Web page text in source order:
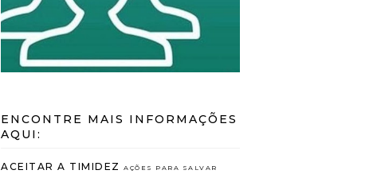
ENCONTRE MAIS INFORMAÇÕES
AQUI:
ACEITAR A TIMIDEZ AÇÕES PARA SALVAR